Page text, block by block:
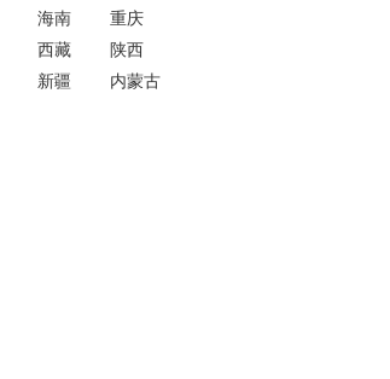
海南
重庆
西藏
陕西
新疆
内蒙古